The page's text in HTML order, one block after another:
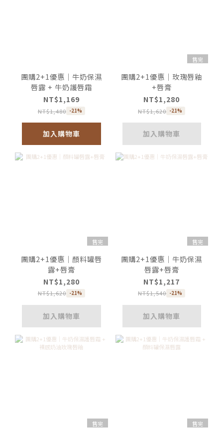
團購2+1優惠｜牛奶保濕
唇露 + 牛奶護唇霜
NT$1,169
NT$1,480 -21%
加入購物車
售完
團購2+1優惠｜玫瑰唇釉
+唇膏
NT$1,280
NT$1,620 -21%
加入購物車
售完
團購2+1優惠｜顏料罐唇
露+唇膏
NT$1,280
NT$1,620 -21%
加入購物車
售完
團購2+1優惠｜牛奶保濕
唇露+唇膏
NT$1,217
NT$1,540 -21%
加入購物車
售完 售完